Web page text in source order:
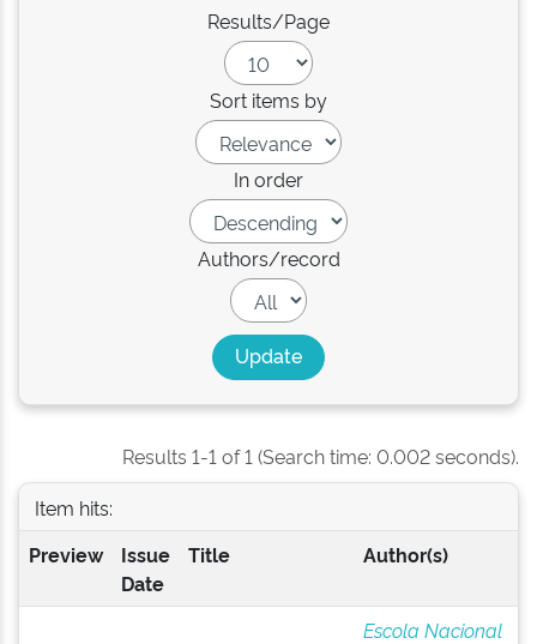
Results/Page
Sort items by
In order
Authors/record
Results 1-1 of 1 (Search time: 0.002 seconds).
Item hits:
Preview
Issue
Date
Title Author(s)
Escola Nacional